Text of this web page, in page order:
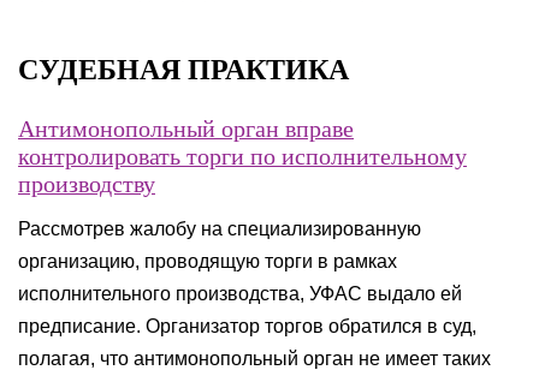
СУДЕБНАЯ ПРАКТИКА
Антимонопольный орган вправе
контролировать торги по исполнительному
производству
Рассмотрев жалобу на специализированную
организацию, проводящую торги в рамках
исполнительного производства, УФАС выдало ей
предписание. Организатор торгов обратился в суд,
полагая, что антимонопольный орган не имеет таких